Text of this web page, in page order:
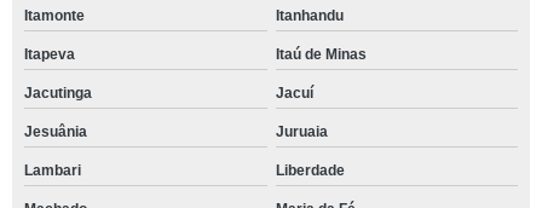
Itamonte Itanhandu
Itapeva Itaú de Minas
Jacutinga Jacuí
Jesuânia Juruaia
Lambari Liberdade